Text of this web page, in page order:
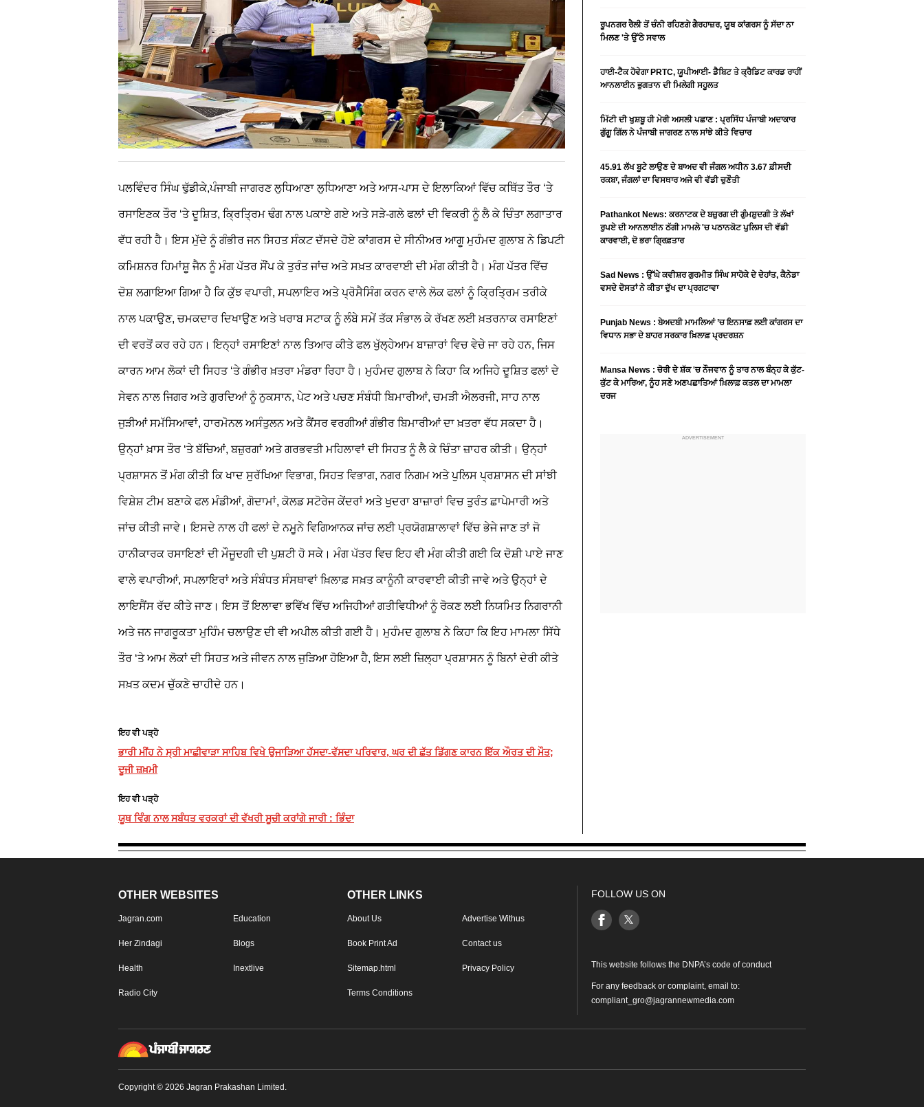
ਪਲਵਿੰਦਰ ਸਿੰਘ ਢੁੱਡੀਕੇ,ਪੰਜਾਬੀ ਜਾਗਰਣ ਲੁਧਿਆਣਾਲੁਧਿਆਣਾ ਅਤੇ ਆਸ-ਪਾਸ ਦੇ ਇਲਾਕਿਆਂ ਵਿੱਚ ਕਥਿੱਤ ਤੌਰ ‘ਤੇ
ਰਸਾਇਣਕ ਤੌਰ ‘ਤੇ ਦੂਸ਼ਿਤ, ਕ੍ਰਿਤ੍ਰਿਮ ਢੰਗ ਨਾਲ ਪਕਾਏ ਗਏ ਅਤੇ ਸੜੇ-ਗਲੇ ਫਲਾਂ ਦੀ ਵਿਕਰੀ ਨੂੰ ਲੈ ਕੇ ਚਿੰਤਾ ਲਗਾਤਾਰ
ਵੱਧ ਰਹੀ ਹੈ। ਇਸ ਮੁੱਦੇ ਨੂੰ ਗੰਭੀਰ ਜਨ ਸਿਹਤ ਸੰਕਟ ਦੱਸਦੇ ਹੋਏ ਕਾਂਗਰਸ ਦੇ ਸੀਨੀਅਰ ਆਗੂ ਮੁਹੰਮਦ ਗੁਲਾਬ ਨੇ ਡਿਪਟੀ
ਕਮਿਸ਼ਨਰ ਹਿਮਾਂਸ਼ੂ ਜੈਨ ਨੂੰ ਮੰਗ ਪੱਤਰ ਸੌਂਪ ਕੇ ਤੁਰੰਤ ਜਾਂਚ ਅਤੇ ਸਖ਼ਤ ਕਾਰਵਾਈ ਦੀ ਮੰਗ ਕੀਤੀ ਹੈ। ਮੰਗ ਪੱਤਰ ਵਿੱਚ
ਦੋਸ਼ ਲਗਾਇਆ ਗਿਆ ਹੈ ਕਿ ਕੁੱਝ ਵਪਾਰੀ, ਸਪਲਾਇਰ ਅਤੇ ਪ੍ਰੋਸੈਸਿੰਗ ਕਰਨ ਵਾਲੇ ਲੋਕ ਫਲਾਂ ਨੂੰ ਕ੍ਰਿਤ੍ਰਿਮ ਤਰੀਕੇ
ਨਾਲ ਪਕਾਉਣ, ਚਮਕਦਾਰ ਦਿਖਾਉਣ ਅਤੇ ਖਰਾਬ ਸਟਾਕ ਨੂੰ ਲੰਬੇ ਸਮੇਂ ਤੱਕ ਸੰਭਾਲ ਕੇ ਰੱਖਣ ਲਈ ਖ਼ਤਰਨਾਕ ਰਸਾਇਣਾਂ
ਦੀ ਵਰਤੋਂ ਕਰ ਰਹੇ ਹਨ। ਇਨ੍ਹਾਂ ਰਸਾਇਣਾਂ ਨਾਲ ਤਿਆਰ ਕੀਤੇ ਫਲ ਖੁੱਲ੍ਹੇਆਮ ਬਾਜ਼ਾਰਾਂ ਵਿਚ ਵੇਚੇ ਜਾ ਰਹੇ ਹਨ, ਜਿਸ
ਕਾਰਨ ਆਮ ਲੋਕਾਂ ਦੀ ਸਿਹਤ ‘ਤੇ ਗੰਭੀਰ ਖ਼ਤਰਾ ਮੰਡਰਾ ਰਿਹਾ ਹੈ। ਮੁਹੰਮਦ ਗੁਲਾਬ ਨੇ ਕਿਹਾ ਕਿ ਅਜਿਹੇ ਦੂਸ਼ਿਤ ਫਲਾਂ ਦੇ
ਸੇਵਨ ਨਾਲ ਜਿਗਰ ਅਤੇ ਗੁਰਦਿਆਂ ਨੂੰ ਨੁਕਸਾਨ, ਪੇਟ ਅਤੇ ਪਚਣ ਸੰਬੰਧੀ ਬਿਮਾਰੀਆਂ, ਚਮੜੀ ਐਲਰਜੀ, ਸਾਹ ਨਾਲ
ਜੁੜੀਆਂ ਸਮੱਸਿਆਵਾਂ, ਹਾਰਮੋਨਲ ਅਸੰਤੁਲਨ ਅਤੇ ਕੈਂਸਰ ਵਰਗੀਆਂ ਗੰਭੀਰ ਬਿਮਾਰੀਆਂ ਦਾ ਖ਼ਤਰਾ ਵੱਧ ਸਕਦਾ ਹੈ।
ਉਨ੍ਹਾਂ ਖ਼ਾਸ ਤੌਰ ‘ਤੇ ਬੱਚਿਆਂ, ਬਜ਼ੁਰਗਾਂ ਅਤੇ ਗਰਭਵਤੀ ਮਹਿਲਾਵਾਂ ਦੀ ਸਿਹਤ ਨੂੰ ਲੈ ਕੇ ਚਿੰਤਾ ਜ਼ਾਹਰ ਕੀਤੀ। ਉਨ੍ਹਾਂ
ਪ੍ਰਸ਼ਾਸਨ ਤੋਂ ਮੰਗ ਕੀਤੀ ਕਿ ਖਾਦ ਸੁਰੱਖਿਆ ਵਿਭਾਗ, ਸਿਹਤ ਵਿਭਾਗ, ਨਗਰ ਨਿਗਮ ਅਤੇ ਪੁਲਿਸ ਪ੍ਰਸ਼ਾਸਨ ਦੀ ਸਾਂਝੀ
ਵਿਸ਼ੇਸ਼ ਟੀਮ ਬਣਾਕੇ ਫਲ ਮੰਡੀਆਂ, ਗੋਦਾਮਾਂ, ਕੋਲਡ ਸਟੋਰੇਜ ਕੇਂਦਰਾਂ ਅਤੇ ਖੁਦਰਾ ਬਾਜ਼ਾਰਾਂ ਵਿਚ ਤੁਰੰਤ ਛਾਪੇਮਾਰੀ ਅਤੇ
ਜਾਂਚ ਕੀਤੀ ਜਾਵੇ। ਇਸਦੇ ਨਾਲ ਹੀ ਫਲਾਂ ਦੇ ਨਮੂਨੇ ਵਿਗਿਆਨਕ ਜਾਂਚ ਲਈ ਪ੍ਰਯੋਗਸ਼ਾਲਾਵਾਂ ਵਿੱਚ ਭੇਜੇ ਜਾਣ ਤਾਂ ਜੋ
ਹਾਨੀਕਾਰਕ ਰਸਾਇਣਾਂ ਦੀ ਮੌਜੂਦਗੀ ਦੀ ਪੁਸ਼ਟੀ ਹੋ ਸਕੇ। ਮੰਗ ਪੱਤਰ ਵਿਚ ਇਹ ਵੀ ਮੰਗ ਕੀਤੀ ਗਈ ਕਿ ਦੋਸ਼ੀ ਪਾਏ ਜਾਣ
ਵਾਲੇ ਵਪਾਰੀਆਂ, ਸਪਲਾਇਰਾਂ ਅਤੇ ਸੰਬੰਧਤ ਸੰਸਥਾਵਾਂ ਖ਼ਿਲਾਫ਼ ਸਖ਼ਤ ਕਾਨੂੰਨੀ ਕਾਰਵਾਈ ਕੀਤੀ ਜਾਵੇ ਅਤੇ ਉਨ੍ਹਾਂ ਦੇ
ਲਾਇਸੈਂਸ ਰੱਦ ਕੀਤੇ ਜਾਣ। ਇਸ ਤੋਂ ਇਲਾਵਾ ਭਵਿੱਖ ਵਿੱਚ ਅਜਿਹੀਆਂ ਗਤੀਵਿਧੀਆਂ ਨੂੰ ਰੋਕਣ ਲਈ ਨਿਯਮਿਤ ਨਿਗਰਾਨੀ
ਅਤੇ ਜਨ ਜਾਗਰੂਕਤਾ ਮੁਹਿੰਮ ਚਲਾਉਣ ਦੀ ਵੀ ਅਪੀਲ ਕੀਤੀ ਗਈ ਹੈ। ਮੁਹੰਮਦ ਗੁਲਾਬ ਨੇ ਕਿਹਾ ਕਿ ਇਹ ਮਾਮਲਾ ਸਿੱਧੇ
ਤੌਰ ‘ਤੇ ਆਮ ਲੋਕਾਂ ਦੀ ਸਿਹਤ ਅਤੇ ਜੀਵਨ ਨਾਲ ਜੁੜਿਆ ਹੋਇਆ ਹੈ, ਇਸ ਲਈ ਜ਼ਿਲ੍ਹਾ ਪ੍ਰਸ਼ਾਸਨ ਨੂੰ ਬਿਨਾਂ ਦੇਰੀ ਕੀਤੇ
ਸਖ਼ਤ ਕਦਮ ਚੁੱਕਣੇ ਚਾਹੀਦੇ ਹਨ।
ਇਹ ਵੀ ਪੜ੍ਹੋ
ਭਾਰੀ ਮੀਂਹ ਨੇ ਸ੍ਰੀ ਮਾਛੀਵਾੜਾ ਸਾਹਿਬ ਵਿਖੇ ਉਜਾੜਿਆ ਹੱਸਦਾ-ਵੱਸਦਾ ਪਰਿਵਾਰ, ਘਰ ਦੀ ਛੱਤ ਡਿੱਗਣ ਕਾਰਨ ਇੱਕ ਔਰਤ ਦੀ ਮੌਤ;
ਦੂਜੀ ਜ਼ਖ਼ਮੀ
ਇਹ ਵੀ ਪੜ੍ਹੋ
ਯੂਥ ਵਿੰਗ ਨਾਲ ਸਬੰਧਤ ਵਰਕਰਾਂ ਦੀ ਵੱਖਰੀ ਸੂਚੀ ਕਰਾਂਗੇ ਜਾਰੀ : ਭਿੰਦਾ
ਰੂਪਨਗਰ ਰੈਲੀ ਤੋਂ ਚੰਨੀ ਰਹਿਣਗੇ ਗੈਰਹਾਜ਼ਰ, ਯੂਥ ਕਾਂਗਰਸ ਨੂੰ ਸੱਦਾ ਨਾ
ਮਿਲਣ 'ਤੇ ਉੱਠੇ ਸਵਾਲ
ਹਾਈ-ਟੈਕ ਹੋਵੇਗਾ PRTC, ਯੂਪੀਆਈ- ਡੈਬਿਟ ਤੇ ਕ੍ਰੈਡਿਟ ਕਾਰਡ ਰਾਹੀਂ
ਆਨਲਾਈਨ ਭੁਗਤਾਨ ਦੀ ਮਿਲੇਗੀ ਸਹੂਲਤ
ਮਿੱਟੀ ਦੀ ਖੁਸ਼ਬੂ ਹੀ ਮੇਰੀ ਅਸਲੀ ਪਛਾਣ : ਪ੍ਰਸਿੱਧ ਪੰਜਾਬੀ ਅਦਾਕਾਰ
ਗੁੱਗੂ ਗਿੱਲ ਨੇ ਪੰਜਾਬੀ ਜਾਗਰਣ ਨਾਲ ਸਾਂਝੇ ਕੀਤੇ ਵਿਚਾਰ
45.91 ਲੱਖ ਬੂਟੇ ਲਾਉਣ ਦੇ ਬਾਅਦ ਵੀ ਜੰਗਲ ਅਧੀਨ 3.67 ਫ਼ੀਸਦੀ
ਰਕਬਾ, ਜੰਗਲਾਂ ਦਾ ਵਿਸਥਾਰ ਅਜੇ ਵੀ ਵੱਡੀ ਚੁਣੌਤੀ
Pathankot News: ਕਰਨਾਟਕ ਦੇ ਬਜ਼ੁਰਗ ਦੀ ਗੁੰਮਸ਼ੁਦਗੀ ਤੇ ਲੱਖਾਂ
ਰੁਪਏ ਦੀ ਆਨਲਾਈਨ ਠੱਗੀ ਮਾਮਲੇ 'ਚ ਪਠਾਨਕੋਟ ਪੁਲਿਸ ਦੀ ਵੱਡੀ
ਕਾਰਵਾਈ, ਦੋ ਭਰਾ ਗ੍ਰਿਫ਼ਤਾਰ
Sad News : ਉੱਘੇ ਕਵੀਸ਼ਰ ਗੁਰਮੀਤ ਸਿੰਘ ਸਾਹੋਕੇ ਦੇ ਦੇਹਾਂਤ, ਕੈਨੇਡਾ
ਵਸਦੇ ਦੋਸਤਾਂ ਨੇ ਕੀਤਾ ਦੁੱਖ ਦਾ ਪ੍ਰਗਟਾਵਾ
Punjab News : ਬੇਅਦਬੀ ਮਾਮਲਿਆਂ ’ਚ ਇਨਸਾਫ਼ ਲਈ ਕਾਂਗਰਸ ਦਾ
ਵਿਧਾਨ ਸਭਾ ਦੇ ਬਾਹਰ ਸਰਕਾਰ ਖ਼ਿਲਾਫ਼ ਪ੍ਰਦਰਸ਼ਨ
Mansa News : ਚੋਰੀ ਦੇ ਸ਼ੱਕ 'ਚ ਨੌਜਵਾਨ ਨੂੰ ਤਾਰ ਨਾਲ ਬੰਨ੍ਹ ਕੇ ਕੁੱਟ-
ਕੁੱਟ ਕੇ ਮਾਰਿਆ, ਨੂੰਹ ਸਣੇ ਅਣਪਛਾਤਿਆਂ ਖ਼ਿਲਾਫ਼ ਕਤਲ ਦਾ ਮਾਮਲਾ
ਦਰਜ
OTHER WEBSITES
Jagran.com Education
Her Zindagi Blogs
Health Inextlive
Radio City
OTHER LINKS
About Us Advertise Withus
Book Print Ad Contact us
Sitemap.html Privacy Policy
Terms Conditions
FOLLOW US ON
This website follows the DNPA’s code of conduct
For any feedback or complaint, email to:
compliant_gro@jagrannewmedia.com
Copyright © 2026 Jagran Prakashan Limited.